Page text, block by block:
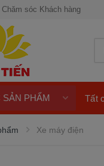
Chăm sóc Khách hàng
SẢN PHẨM Tất
Xe máy điện